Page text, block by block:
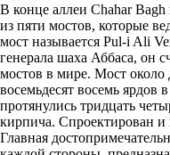
В конце аллеи Chahar
из пяти мостов, которые
мост называется Pul-i Ali
генерала шаха Аббаса, он
мостов в мире. Мост около
восемьдесят восемь ярдов
протянулись тридцать
кирпича. Спроектирован и
Главная